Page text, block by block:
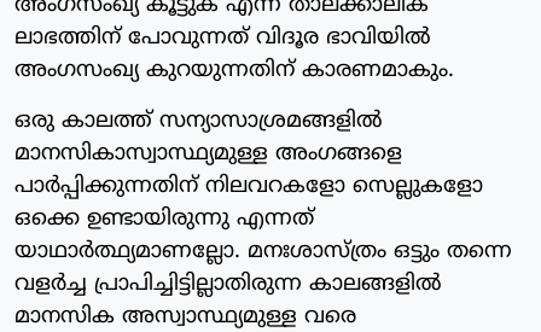
അംഗസംഖ്യ കൂട്ടുക എന്ന താല്ക്കാലിക
ലാഭത്തിന് പോവുന്നത് വിദൂര ഭാവിയിൽ
അംഗസംഖ്യ കുറയുന്നതിന് കാരണമാകും.
ഒരു കാലത്ത് സന്യാസാശ്രമങ്ങളിൽ
മാനസികാസ്വാസ്ഥ്യമുള്ള അംഗങ്ങളെ
പാർപ്പിക്കുന്നതിന് നിലവറകളോ സെല്ലുകളോ
ഒക്കെ ഉണ്ടായിരുന്നു എന്നത്
യാഥാർത്ഥ്യമാണല്ലോ. മനഃശാസ്ത്രം ഒട്ടും തന്നെ
വളർച്ച പ്രാപിച്ചിട്ടില്ലാതിരുന്ന കാലങ്ങളിൽ
മാനസിക അസ്വാസ്ഥ്യമുള്ള വരെ